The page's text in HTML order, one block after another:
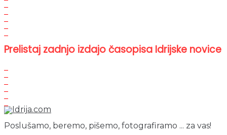
Prelistaj zadnjo izdajo časopisa Idrijske novice
Poslušamo, beremo, pišemo, fotografiramo ... za vas!